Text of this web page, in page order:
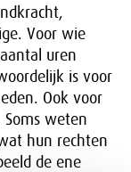
Voor wie
uren
is voor
Ook voor
weten
hun rechten
de ene